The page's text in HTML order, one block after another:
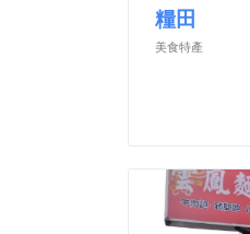
糧田
美食特產